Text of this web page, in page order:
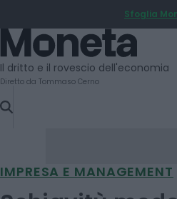
TO
CONTENT
Sfoglia
Moneta
Il dritto e il rovescio dell'economia
Diretto da Tommaso Cerno
IMPRESA E MANAGEMENT